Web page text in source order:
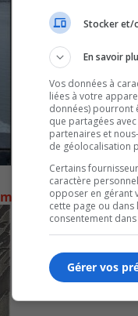
pour protéger les
Stocker et/
En savoir
Vos données à
liées à votre
données) pourront
que partagées
partenaires et
de géolocalisation
Certains
caractère
opposer en gérant
cette page ou
consentement
Gérer vos